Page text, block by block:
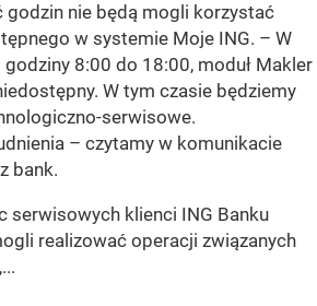
godzin nie będą mogli korzystać
w systemie Moje ING. – W
8:00 do 18:00, moduł Makler
W tym czasie będziemy
serwisowe.
– czytamy w komunikacie
bank.
serwisowych klienci ING Banku
realizować operacji związanych